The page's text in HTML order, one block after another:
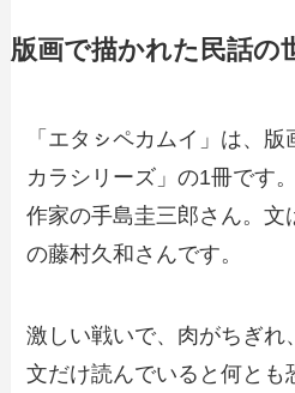
版画で描かれた民話の
「エタㇱペカムイ」は、
カラシリーズ」の1冊です
作家の手島圭三郎さん。文
の藤村久和さんです。
激しい戦いで、肉がちぎれ
文だけ読んでいると何とも